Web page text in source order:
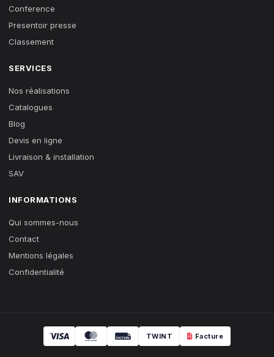
Conference
Presentoir presse
Classement
SERVICES
Nos réalisations
Catalogues
Blog
Devis en ligne
Livraison & installation
SAV
INFORMATIONS
Qui sommes-nous
Contact
Mentions légales
Confidentialité
TWINT Facture